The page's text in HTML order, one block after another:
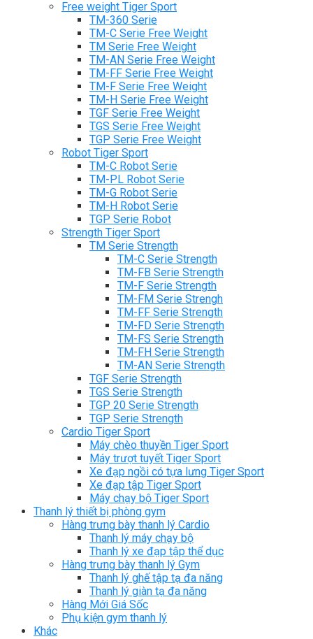
Free weight Tiger Sport
TM-360 Serie
TM-C Serie Free Weight
TM Serie Free Weight
TM-AN Serie Free Weight
TM-FF Serie Free Weight
TM-F Serie Free Weight
TM-H Serie Free Weight
TGF Serie Free Weight
TGS Serie Free Weight
TGP Serie Free Weight
Robot Tiger Sport
TM-C Robot Serie
TM-PL Robot Serie
TM-G Robot Serie
TM-H Robot Serie
TGP Serie Robot
Strength Tiger Sport
TM Serie Strength
TM-C Serie Strength
TM-FB Serie Strength
TM-F Serie Strength
TM-FM Serie Strengh
TM-FF Serie Strength
TM-FD Serie Strength
TM-FS Serie Strength
TM-FH Serie Strength
TM-AN Serie Strength
TGF Serie Strength
TGS Serie Strength
TGP 20 Serie Strength
TGP Serie Strength
Cardio Tiger Sport
Máy chèo thuyền Tiger Sport
Máy trượt tuyết Tiger Sport
Xe đạp ngồi có tựa lưng Tiger Sport
Xe đạp tập Tiger Sport
Máy chạy bộ Tiger Sport
Thanh lý thiết bị phòng gym
Hàng trưng bày thanh lý Cardio
Thanh lý máy chạy bộ
Thanh lý xe đạp tập thể dục
Hàng trưng bày thanh lý Gym
Thanh lý ghế tập tạ đa năng
Thanh lý giàn tạ đa năng
Hàng Mới Giá Sốc
Phụ kiện gym thanh lý
Khác